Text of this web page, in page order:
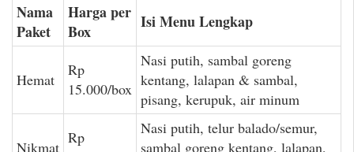
Nama
Paket
Harga per
Box
Isi Menu Lengkap
Hemat
Rp
15.000/box
Nasi putih, sambal goreng
kentang, lalapan & sambal,
pisang, kerupuk, air minum
Nikmat
Rp
Nasi putih, telur balado/semur,
sambal goreng kentang, lalapan,